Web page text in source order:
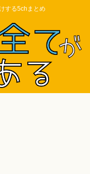
する5chまとめ